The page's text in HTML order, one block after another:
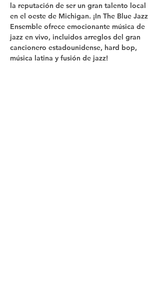
la reputación de ser un gran talento local
en el oeste de Michigan. ¡In The Blue Jazz
Ensemble ofrece emocionante música de
jazz en vivo, incluidos arreglos del gran
cancionero estadounidense, hard bop,
música latina y fusión de jazz!